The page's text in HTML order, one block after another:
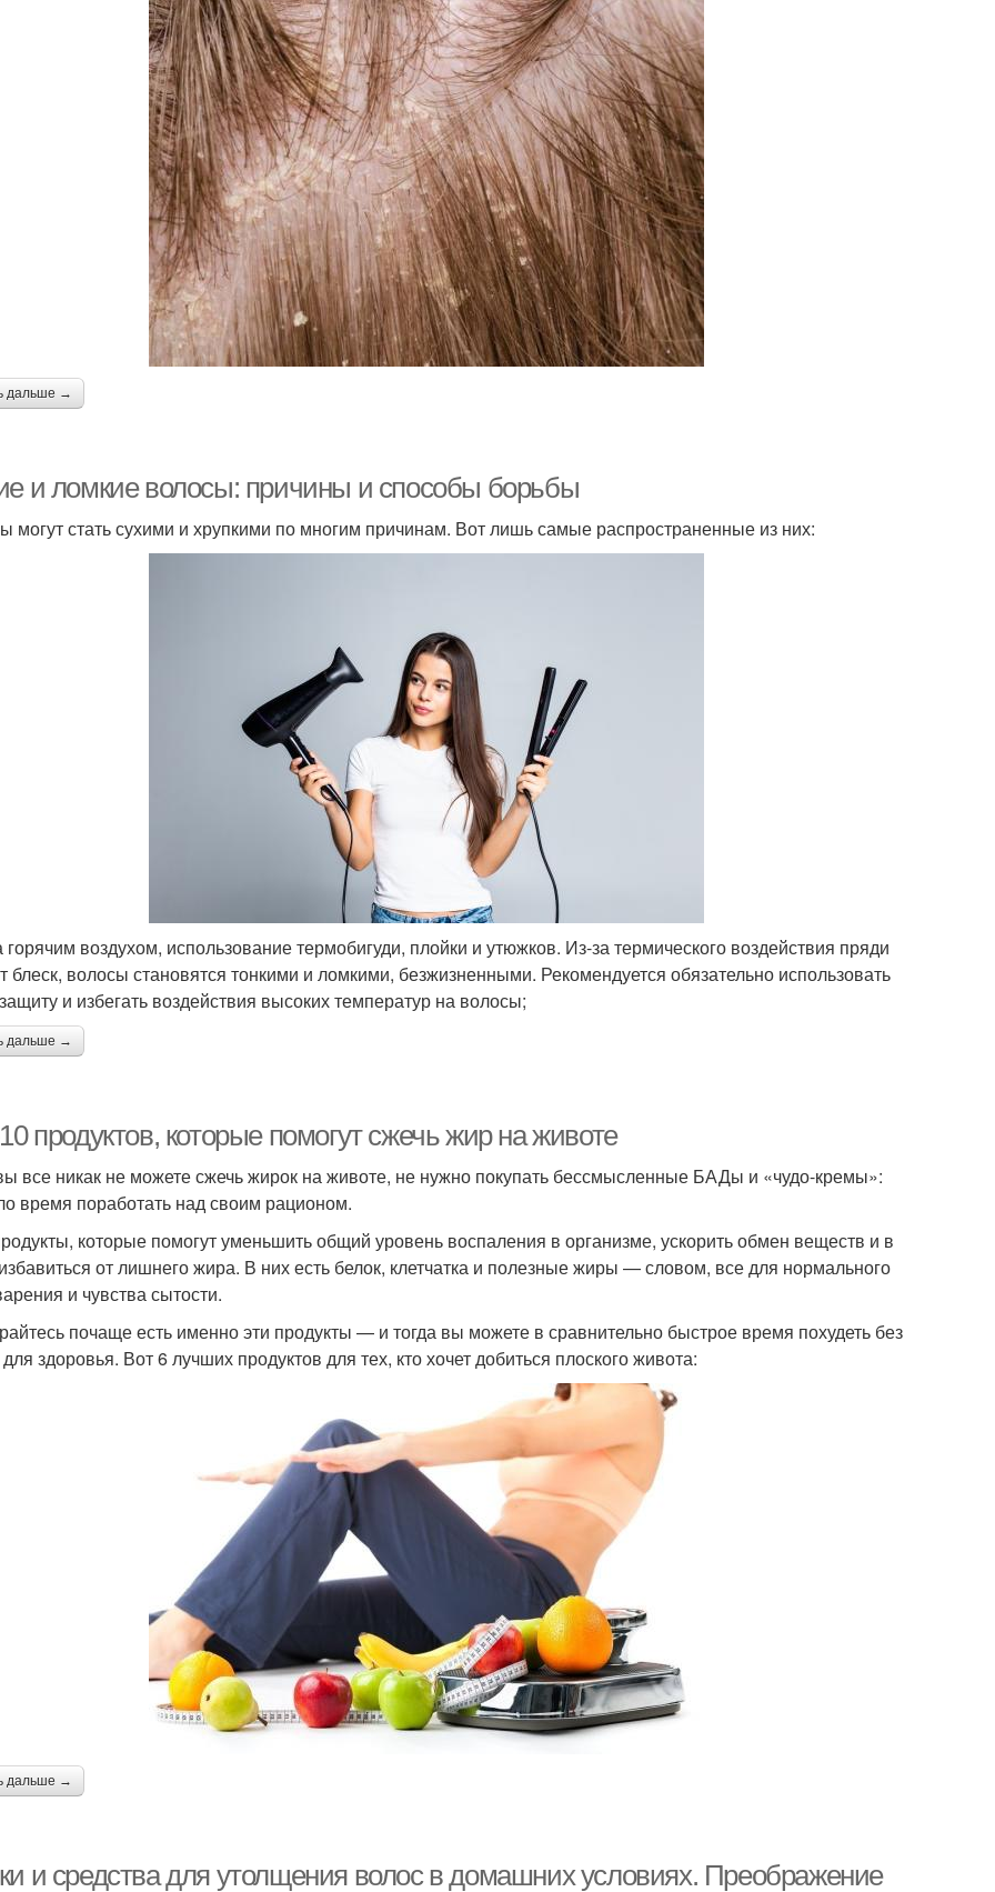
дальше →
и ломкие волосы: причины и способы борьбы
могут стать сухими и хрупкими по многим причинам. Вот лишь самые распространенные из них:
воздухом, использование термобигуди, плойки и утюжков. Из-за термического воздействия пряди
блеск, волосы становятся тонкими и ломкими, безжизненными. Рекомендуется обязательно использовать
и избегать воздействия высоких температур на волосы;
дальше →
продуктов, которые помогут сжечь жир на животе
все никак не можете сжечь жирок на животе, не нужно покупать бессмысленные БАДы и «чудо-кремы»:
время поработать над своим рационом.
которые помогут уменьшить общий уровень воспаления в организме, ускорить обмен веществ и в
от лишнего жира. В них есть белок, клетчатка и полезные жиры — словом, все для нормального
и чувства сытости.
почаще есть именно эти продукты — и тогда вы можете в сравнительно быстрое время похудеть без
здоровья. Вот 6 лучших продуктов для тех, кто хочет добиться плоского живота:
дальше →
и средства для утолщения волос в домашних условиях. Преображение